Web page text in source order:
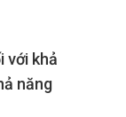
với khả
năng